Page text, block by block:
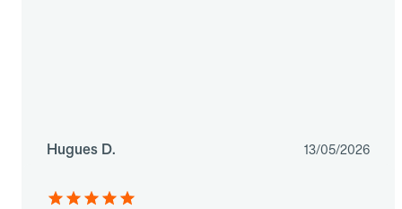
Hugues D. 13/05/2026